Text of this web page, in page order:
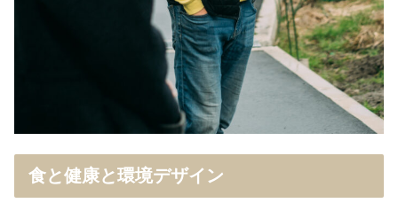
食と健康と環境デザイン